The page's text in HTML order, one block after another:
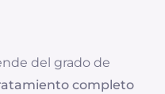
del grado de
completo